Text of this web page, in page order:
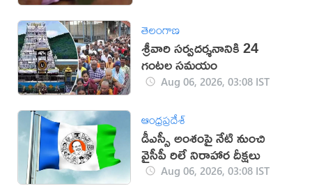
తెలంగాణ
శ్రీవారి సర్వదర్శనానికి 24
గంటల సమయం
Aug 06, 2026, 03:08 IST
ఆంధ్రప్రదేశ్
డీఎస్సీ అంశంపై నేటి నుంచి
వైసీపీ రిలే నిరాహార దీక్షలు
Aug 06, 2026, 03:08 IST